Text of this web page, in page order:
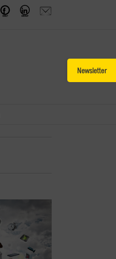
Offenes
Frauennetzwerk
BPW
Gruppe
Anfrage
schicken
Sliding